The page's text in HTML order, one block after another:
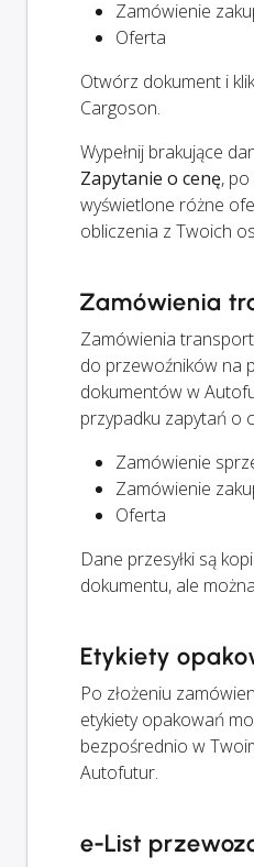
Zamówienie
Oferta
Otwórz dokument i
Cargoson.
Wypełnij brakujące
Zapytanie o cenę,
wyświetlone różne
obliczenia z Twoich
Zamówienia
Zamówienia
do przewoźników na
dokumentów w
przypadku zapytań o
Zamówienie
Zamówienie
Oferta
Dane przesyłki są
dokumentu, ale
Etykiety
Po złożeniu
etykiety opakowań
bezpośrednio w
Autofutur.
e-List